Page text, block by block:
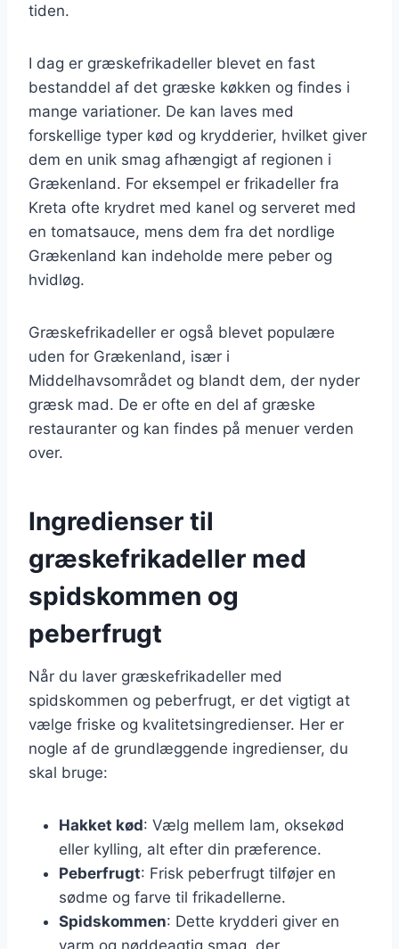
tiden.
I dag er græskefrikadeller blevet en fast
bestanddel af det græske køkken og findes i
mange variationer. De kan laves med
forskellige typer kød og krydderier, hvilket giver
dem en unik smag afhængigt af regionen i
Grækenland. For eksempel er frikadeller fra
Kreta ofte krydret med kanel og serveret med
en tomatsauce, mens dem fra det nordlige
Grækenland kan indeholde mere peber og
hvidløg.
Græskefrikadeller er også blevet populære
uden for Grækenland, især i
Middelhavsområdet og blandt dem, der nyder
græsk mad. De er ofte en del af græske
restauranter og kan findes på menuer verden
over.
Ingredienser til
græskefrikadeller med
spidskommen og
peberfrugt
Når du laver græskefrikadeller med
spidskommen og peberfrugt, er det vigtigt at
vælge friske og kvalitetsingredienser. Her er
nogle af de grundlæggende ingredienser, du
skal bruge:
Hakket kød: Vælg mellem lam, oksekød
eller kylling, alt efter din præference.
Peberfrugt: Frisk peberfrugt tilføjer en
sødme og farve til frikadellerne.
Spidskommen: Dette krydderi giver en
varm og nøddeagtig smag, der